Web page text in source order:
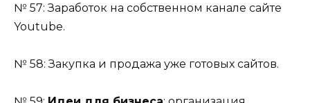
№ 57: Заработок на собственном канале сайте
Youtube.
№ 58: Закупка и продажа уже готовых сайтов.